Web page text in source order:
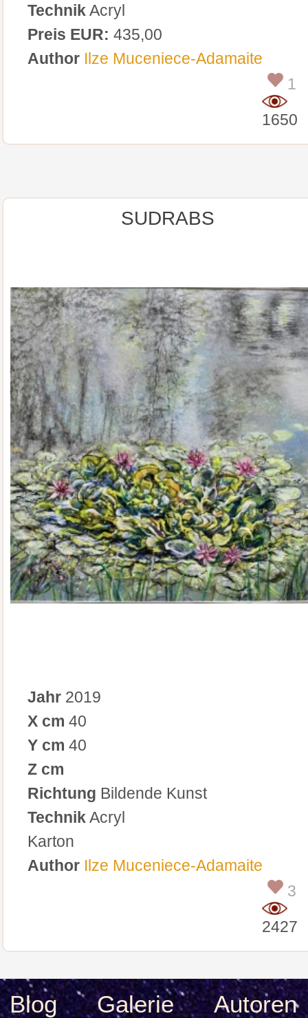
TechnikAcryl
Preis EUR: 435,00
Author Ilze Muceniece-Adamaite
1
1650
SUDRABS
Jahr 2019
X cm 40
Y cm 40
Z cm
Richtung Bildende Kunst
TechnikAcryl
Karton
Author Ilze Muceniece-Adamaite
3
2427
Blog Galerie
Autoren